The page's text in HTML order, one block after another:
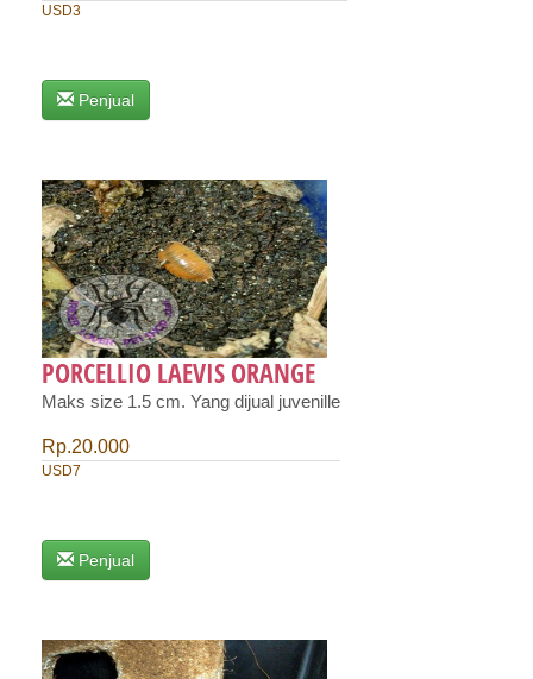
USD3
Penjual
PORCELLIO LAEVIS ORANGE
Maks size 1.5 cm. Yang dijual juvenille
Rp.20.000
USD7
Penjual